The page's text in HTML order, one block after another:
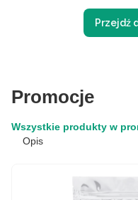
Przejdź
Promocje
Wszystkie produkty w
Opis